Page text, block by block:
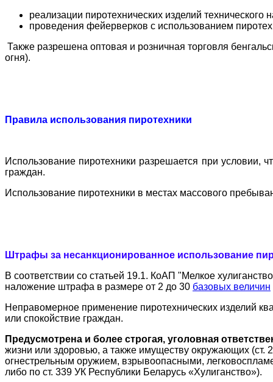
реализации пиротехнических изделий технического
проведения фейерверков с использованием
Также разрешена оптовая и розничная торговля
огня).
Правила использования пиротехники
Использование пиротехники разрешается при условии,
граждан.
Использование пиротехники в местах массового
Штрафы за несанкционированное использование
В соответствии со статьей 19.1. КоАП "Мелкое
наложение штрафа в размере от 2 до 30 базовых величин
Неправомерное применение пиротехнических изделий
или спокойствие граждан.
Предусмотрена и более строгая, уголовная
жизни или здоровью, а также имуществу окружающих
огнестрельным оружием, взрывоопасными,
либо по ст. 339 УК Республики Беларусь «Хулиганство»).